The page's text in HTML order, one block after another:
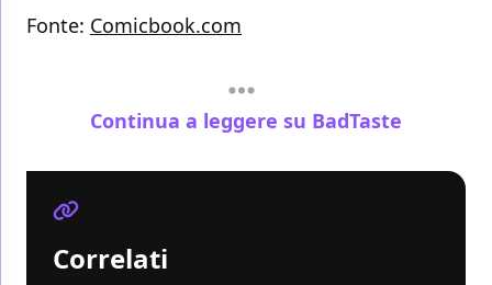
Fonte: Comicbook.com
Continua a leggere su BadTaste
Correlati